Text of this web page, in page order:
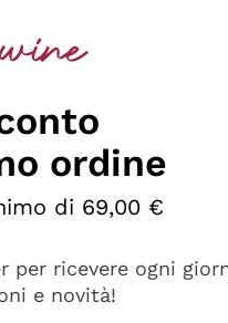
ordine
di 69,00 €
per ricevere ogni
e novità!